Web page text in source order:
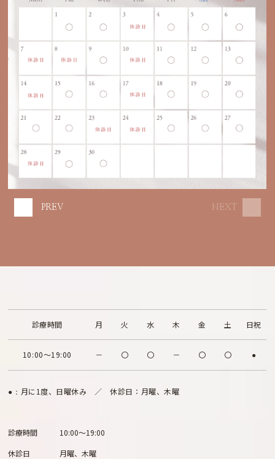
NEXT
PREV
診療時間 月 火 水 木 金 土 日祝
10:00～19:00 － 〇 〇 － 〇 〇 ●
●： 月に1度、日曜休み ／ 休診日：月曜、木曜
診療時間
10:00～19:00
休診日
月曜、木曜